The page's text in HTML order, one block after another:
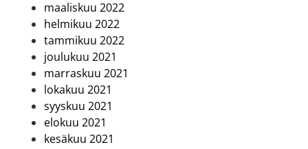
maaliskuu 2022
helmikuu 2022
tammikuu 2022
joulukuu 2021
marraskuu 2021
lokakuu 2021
syyskuu 2021
elokuu 2021
kesäkuu 2021